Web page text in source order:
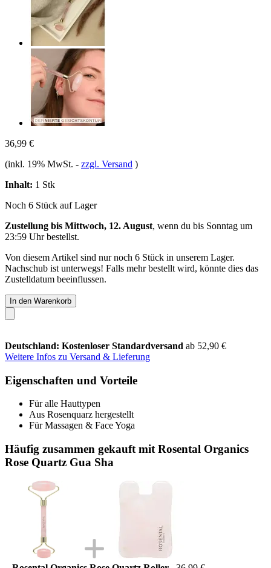
36,99 €
(inkl. 19% MwSt. - zzgl. Versand )
Inhalt: 1 Stk
Noch 6 Stück auf Lager
Zustellung bis Mittwoch, 12. August, wenn du bis Sonntag um
23:59 Uhrbestellst.
Von diesem Artikel sind nur noch 6 Stück in unserem Lager.
Nachschub ist unterwegs! Falls mehr bestellt wird, könnte dies das
Zustelldatum beeinflussen.
In den Warenkorb
Deutschland: Kostenloser Standardversand ab 52,90 €
Weitere Infos zu Versand & Lieferung
Eigenschaften und Vorteile
Für alle Hauttypen
Aus Rosenquarz hergestellt
Für Massagen & Face Yoga
Häufig zusammen gekauft mit Rosental Organics
Rose Quartz Gua Sha